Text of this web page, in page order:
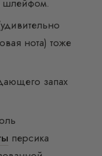
шлейфом.
нота) тоже
запах
персика